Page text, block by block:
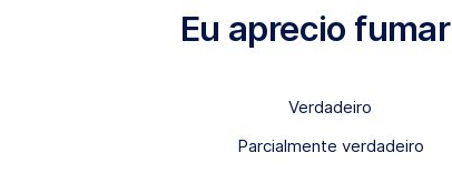
Eu aprecio fumar
Verdadeiro
Parcialmente verdadeiro